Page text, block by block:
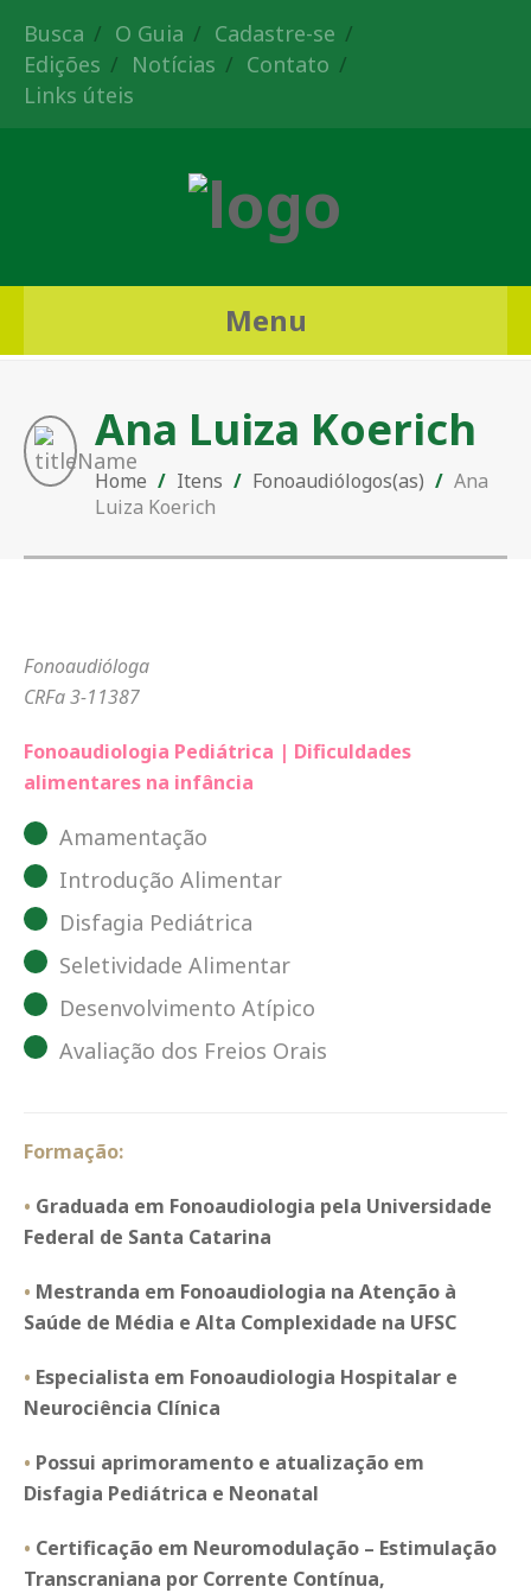
Busca O Guia
Cadastre-se
Edições
Notícias
Contato
Links úteis
Menu
Ana Luiza Koerich
Home / Itens / Fonoaudiólogos(as) / Ana
Luiza Koerich
Fonoaudióloga
CRFa 3-11387
Fonoaudiologia Pediátrica | Dificuldades
alimentares na infância
Amamentação
Introdução Alimentar
Disfagia Pediátrica
Seletividade Alimentar
Desenvolvimento Atípico
Avaliação dos Freios Orais
Formação:
• Graduada em Fonoaudiologia pela Universidade
Federal de Santa Catarina
• Mestranda em Fonoaudiologia na Atenção à
Saúde de Média e Alta Complexidade na UFSC
• Especialista em Fonoaudiologia Hospitalar e
Neurociência Clínica
• Possui aprimoramento e atualização em
Disfagia Pediátrica e Neonatal
• Certificação em Neuromodulação – Estimulação
Transcraniana por Corrente Contínua,